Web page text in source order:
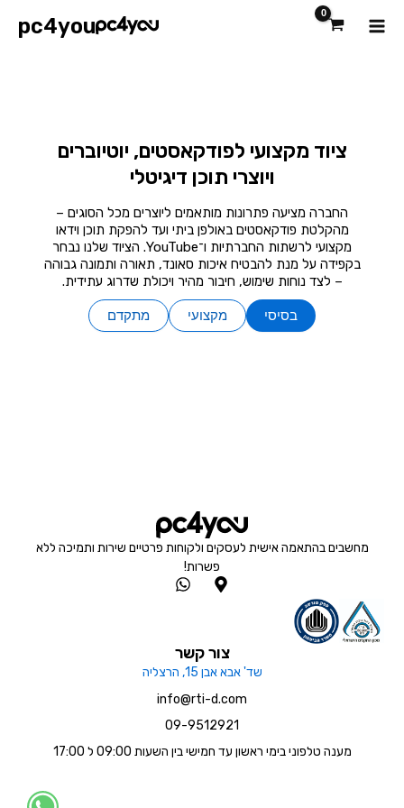
לתוכן
Main
pc4you
ציוד מקצועי לפודקאסטים, יוטיוברים
ויוצרי תוכן דיגיטלי
החברה מציעה פתרונות מותאמים ליוצרים מכל הסוגים –
מהקלטת פודקאסטים באולפן ביתי ועד להפקת תוכן וידאו
מקצועי לרשתות החברתיות ו־YouTube. הציוד שלנו נבחר
בקפידה על מנת להבטיח איכות סאונד, תאורה ותמונה גבוהה
– לצד נוחות שימוש, חיבור מהיר ויכולת שדרוג עתידית.
בסיסי מקצועי מתקדם
מחשבים בהתאמה אישית לעסקים ולקוחות פרטיים שירות ותמיכה ללא
פשרות!
M
m
a
r
k
r
-
a
W
s
a
p
p
צור קשר
שד' אבא אבן 15, הרצליה
info@rti-d.com
09-9512921
מענה טלפוני בימי ראשון עד חמישי בין השעות 09:00 ל 17:00